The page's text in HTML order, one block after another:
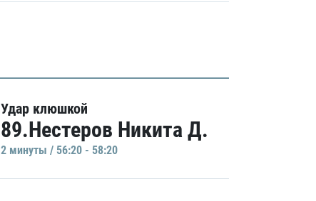
Удар клюшкой
89.Нестеров Никита Д.
2 минуты / 56:20 - 58:20